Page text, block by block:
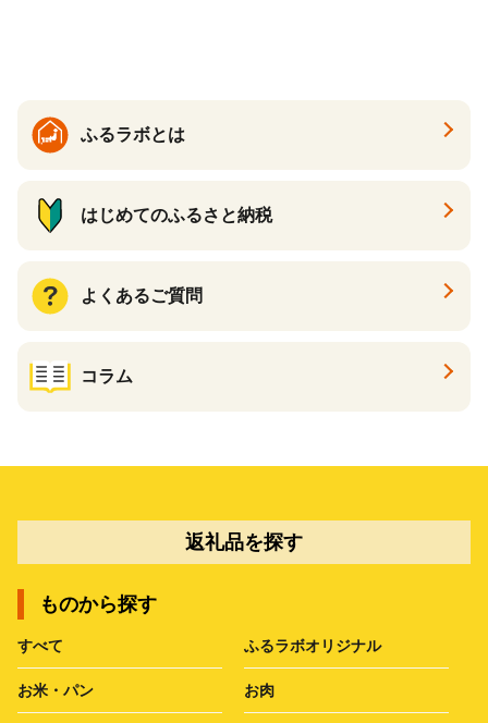
ふるラボとは
はじめてのふるさと納税
よくあるご質問
コラム
返礼品を探す
ものから探す
すべて ふるラボオリジナル
お米・パン お肉